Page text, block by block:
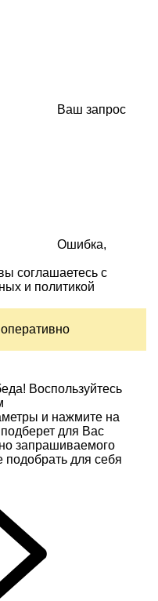
Ваш запрос
Ошибка,
соглашаетесь с
и политикой
Воспользуйтесь
и нажмите на
для Вас
запрашиваемого
для себя